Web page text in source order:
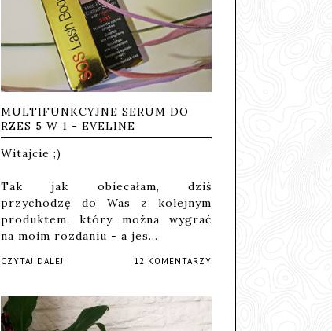
MULTIFUNKCYJNE SERUM DO
RZES 5 W 1 - EVELINE
Witajcie ;)
Tak jak obiecałam, dziś
przychodzę do Was z kolejnym
produktem, który można wygrać
na moim rozdaniu - a jes…
CZYTAJ DALEJ 12 KOMENTARZY